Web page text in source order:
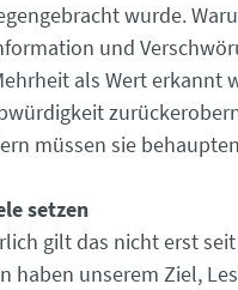
wurde.
und
als Wert erkannt
müssen sie
setzen
gilt das nicht erst
haben unserem Ziel,